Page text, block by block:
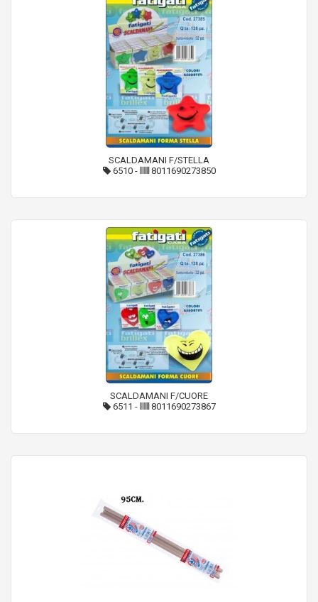
SCALDAMANI F/STELLA
6510- 8011690273850
SCALDAMANI F/CUORE
6511 - 8011690273867